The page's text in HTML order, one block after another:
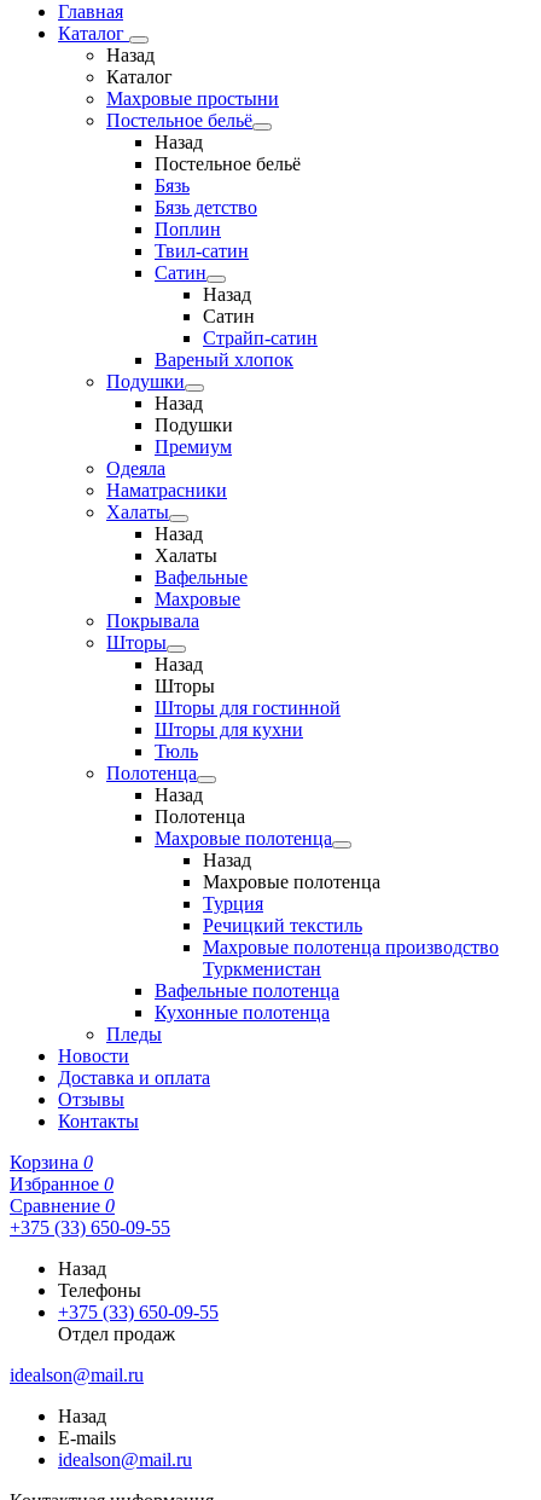
Главная
Каталог
Назад
Каталог
Махровые простыни
Постельное бельё
Назад
Постельное бельё
Бязь
Бязь детство
Поплин
Твил-сатин
Сатин
Назад
Сатин
Страйп-сатин
Вареный хлопок
Подушки
Назад
Подушки
Премиум
Одеяла
Наматрасники
Халаты
Назад
Халаты
Вафельные
Махровые
Покрывала
Шторы
Назад
Шторы
Шторы для гостинной
Шторы для кухни
Тюль
Полотенца
Назад
Полотенца
Махровые полотенца
Назад
Махровые полотенца
Турция
Речицкий текстиль
Махровые полотенца производство
Туркменистан
Вафельные полотенца
Кухонные полотенца
Пледы
Новости
Доставка и оплата
Отзывы
Контакты
Корзина 0
Избранное 0
Сравнение 0
+375 (33) 650-09-55
Назад
Телефоны
+375 (33) 650-09-55
Отдел продаж
idealson@mail.ru
Назад
E-mails
idealson@mail.ru